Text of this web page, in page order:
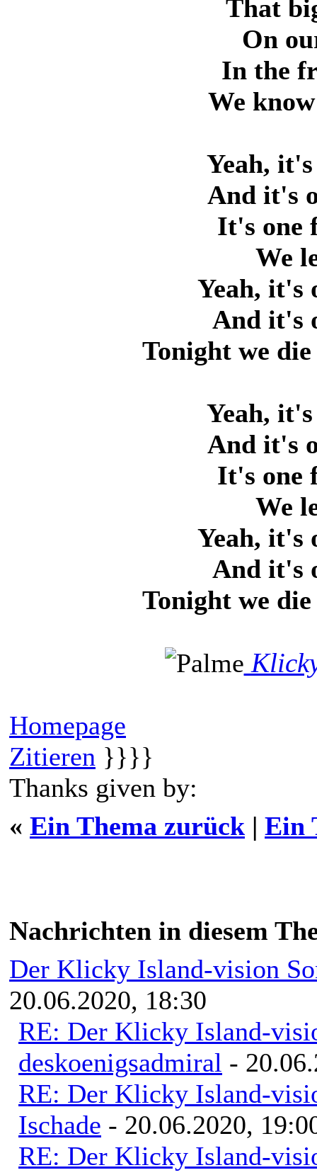
That
On
In the
We
Yeah,
And it's
It's one
We
Yeah, it's
And it's
Tonight we
Yeah,
And it's
It's one
We
Yeah, it's
And it's
Tonight we
Homepage
Zitieren }}}}
Thanks given by:
« Ein Thema zurück | Ein
Nachrichten in diesem
Der Klicky Island-vision
20.06.2020, 18:30
RE: Der Klicky Island-
deskoenigsadmiral -
RE: Der Klicky Island-
Ischade - 20.06.2020,
RE: Der Klicky Island-